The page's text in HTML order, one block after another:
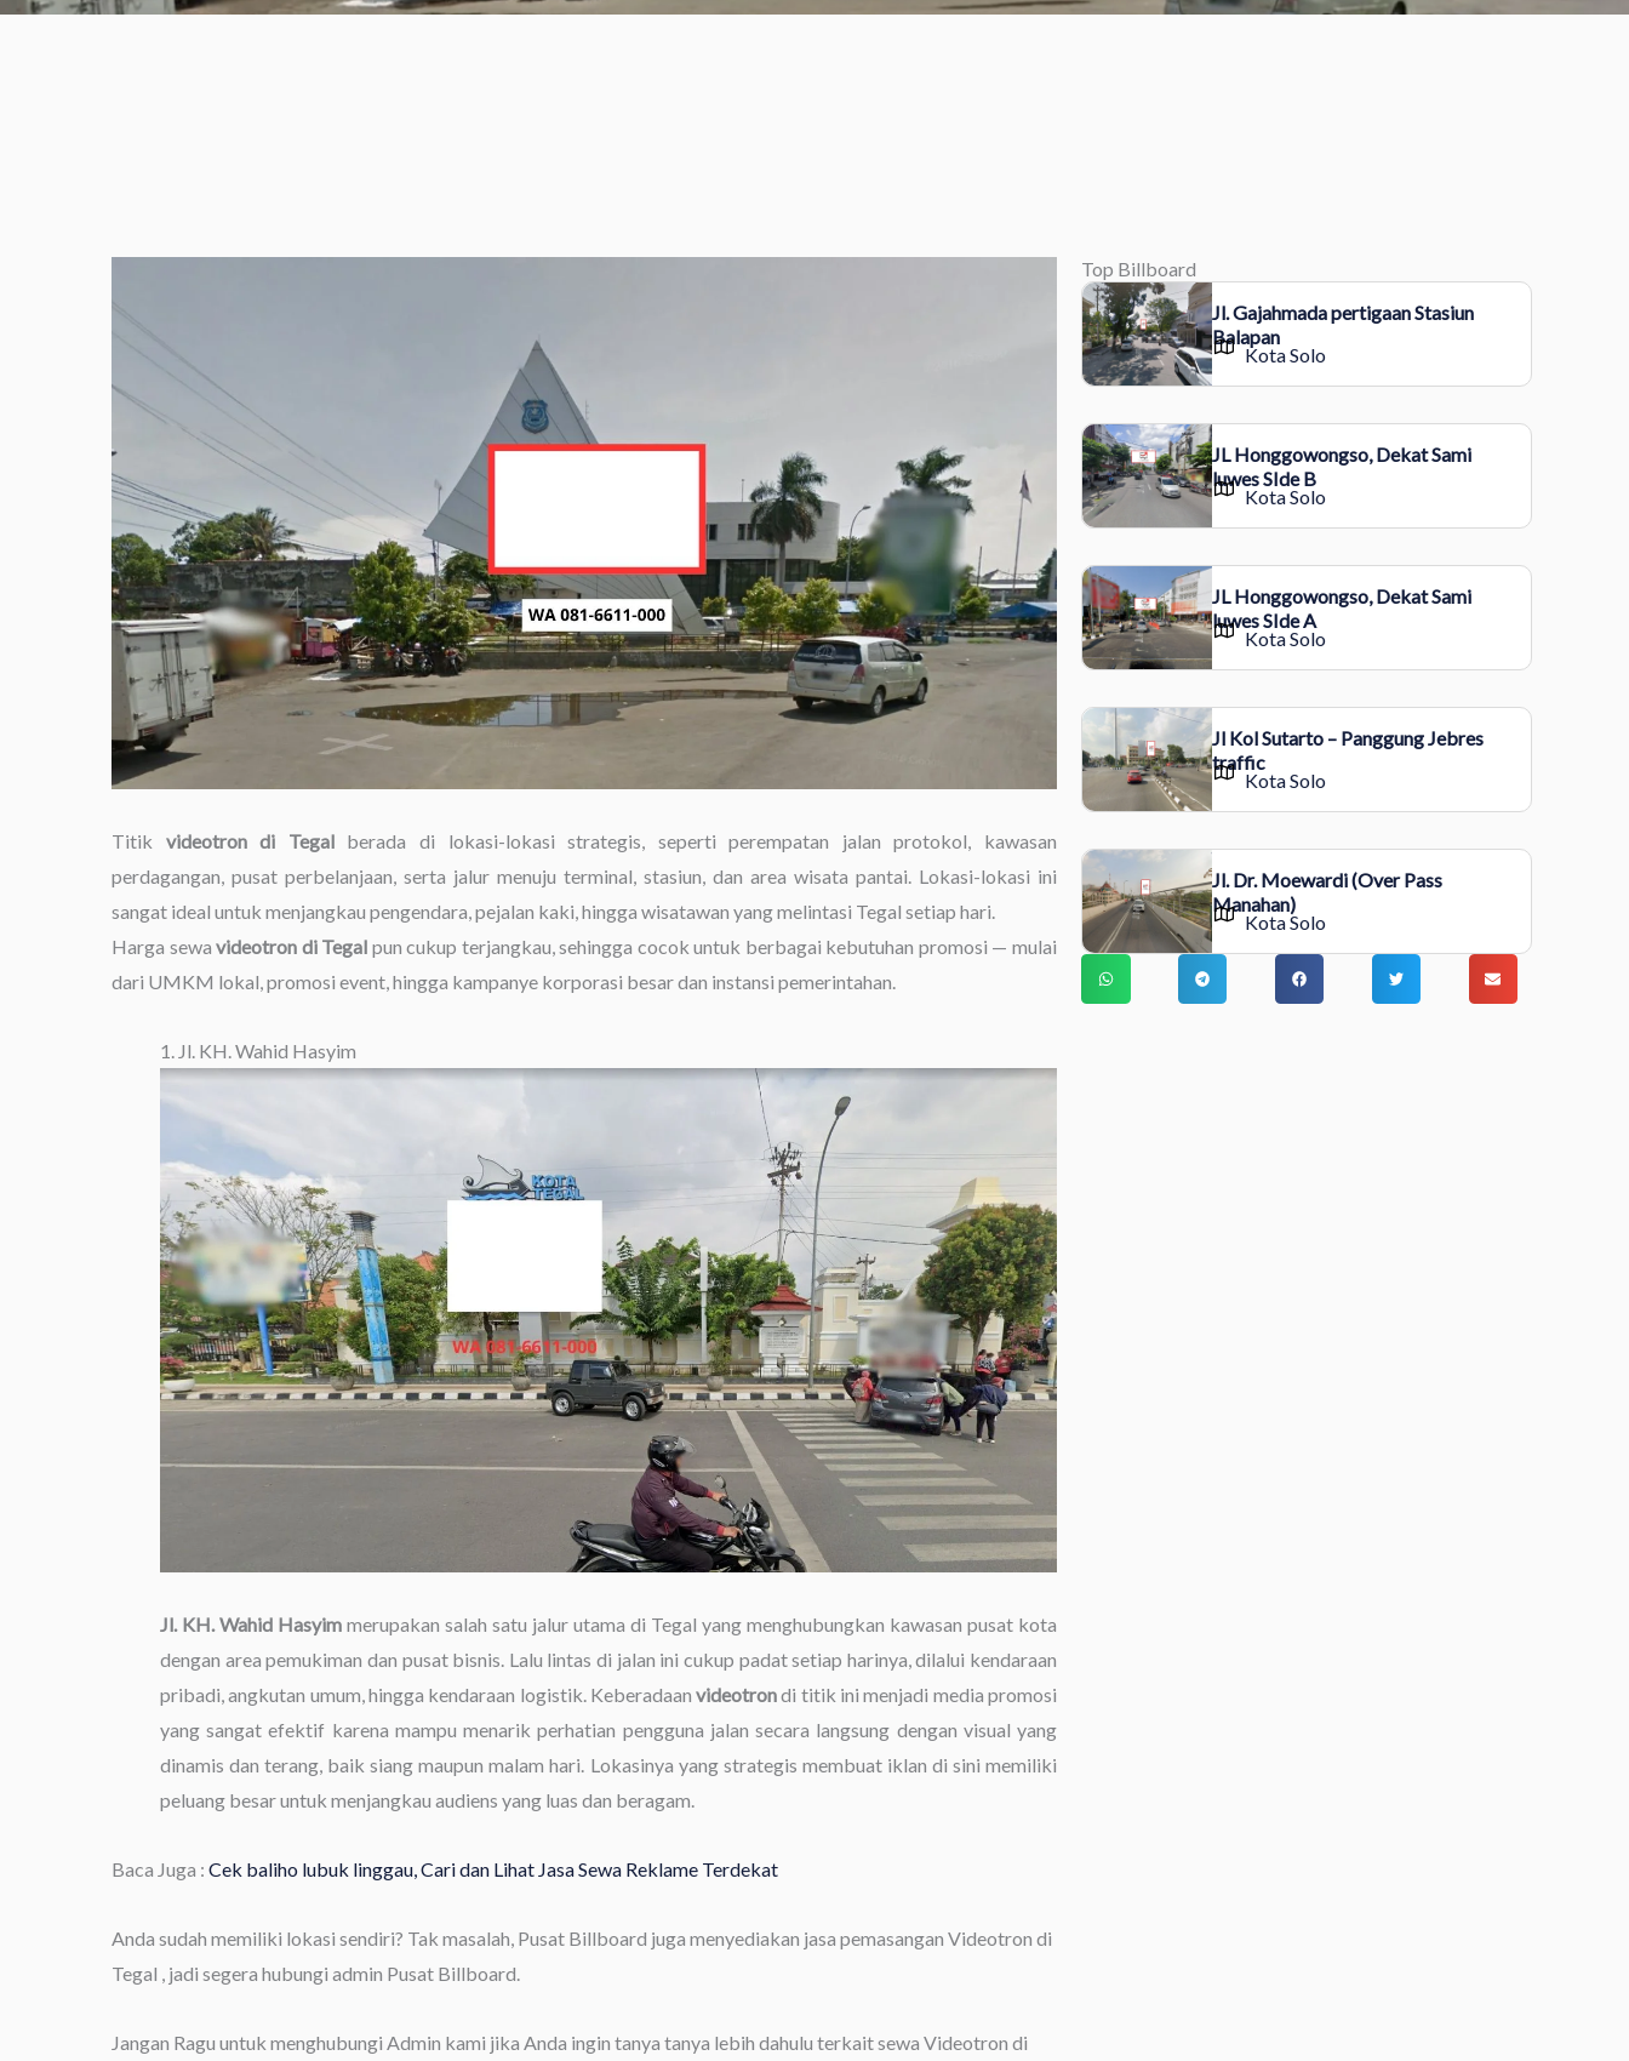
Titik videotron di Tegalberada di lokasi-lokasi strategis, seperti perempatan jalan protokol, kawasan
perdagangan, pusat perbelanjaan, serta jalur menuju terminal, stasiun, dan area wisata pantai. Lokasi-lokasi ini
sangat ideal untuk menjangkau pengendara, pejalan kaki, hingga wisatawan yang melintasi Tegal setiap hari.
Harga sewavideotron di Tegal pun cukup terjangkau, sehingga cocok untuk berbagai kebutuhan promosi — mulai
dari UMKM lokal, promosi event, hingga kampanye korporasi besar dan instansi pemerintahan.
1. Jl. KH. Wahid Hasyim
Jl. KH. Wahid Hasyim merupakan salah satu jalur utama di Tegal yang menghubungkan kawasan pusat kota
dengan area pemukiman dan pusat bisnis. Lalu lintas di jalan ini cukup padat setiap harinya, dilalui kendaraan
pribadi, angkutan umum, hingga kendaraan logistik. Keberadaanvideotrondi titik ini menjadi media promosi
yang sangat efektif karena mampu menarik perhatian pengguna jalan secara langsung dengan visual yang
dinamis dan terang, baik siang maupun malam hari. Lokasinya yang strategis membuat iklan di sini memiliki
peluang besar untuk menjangkau audiens yang luas dan beragam.
Baca Juga : Cek baliho lubuk linggau, Cari dan Lihat Jasa Sewa Reklame Terdekat
Anda sudah memiliki lokasi sendiri? Tak masalah, Pusat Billboard juga menyediakan jasa pemasangan Videotron di
Tegal , jadi segera hubungi admin Pusat Billboard.
Jangan Ragu untuk menghubungi Admin kami jika Anda ingin tanya tanya lebih dahulu terkait sewa Videotron di
Top Billboard
Jl. Gajahmada pertigaan Stasiun
Balapan
Kota Solo
JL Honggowongso, Dekat Sami
luwes SIde B
Kota Solo
JL Honggowongso, Dekat Sami
luwes SIde A
Kota Solo
Jl Kol Sutarto – Panggung Jebres
traffic
Kota Solo
Jl. Dr. Moewardi (Over Pass
Manahan)
Kota Solo